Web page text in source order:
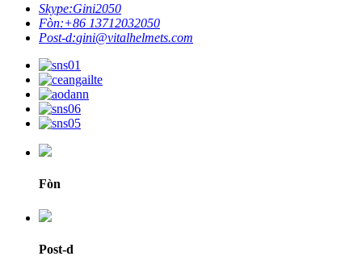
Skype:Gini2050
Fòn:+86 13712032050
Post-d:gini@vitalhelmets.com
Fòn
Post-d